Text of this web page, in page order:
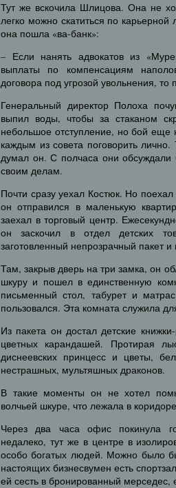
Тут же вскочила Шлицова. Она не
легко можно скатиться по
она пошла «ва-банк»:
– Если нанять адвокатов из
выплаты по компенсациям
договора под угрозой увольнения, то
Генеральный директор Полоха
выпил воды, чтобы за стаканом
небольшое отступление, но бой еще
каждым из совета поговорить
думал он. С полчаса они
своим делам.
Почти сразу уехал Костюк. Но
он отправился в маленькую
заехал в торговый центр.
он заскочил в отдел детских
заготовленный непрозрачный пакет
Там, закрыв дверь на три замка, он
шкуру и пошел в единственную
письменный стол, табурет и
пользовался. Эта комната служила
Из пакета он достал детские
цветных карандашей. Протирая
диснеевских принцесс и цветы,
нестрашных, мультяшных драконов.
В такие моменты он не хотел
волчьей шкуре, что лежала в
Через два часа офис покинула
недалеко, тут же в центре в
особо богатых людей. Можно было
настоящих бизнесвумен есть
ей сесть в бронированный мерседес,